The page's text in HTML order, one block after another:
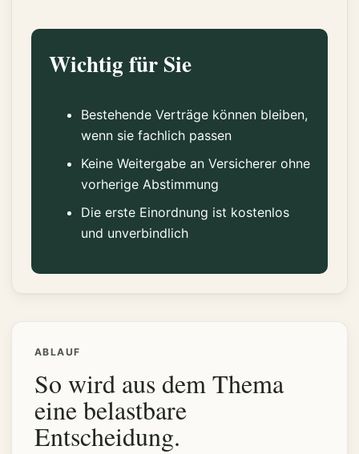
Wichtig für Sie
Bestehende Verträge können bleiben,
wenn sie fachlich passen
Keine Weitergabe an Versicherer ohne
vorherige Abstimmung
Die erste Einordnung ist kostenlos
und unverbindlich
ABLAUF
So wird aus dem Thema
eine belastbare
Entscheidung.